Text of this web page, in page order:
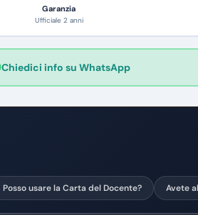
Garanzia
Ufficiale 2 anni
Chiedici info su WhatsApp
Posso usare la Carta del Docente? Avete